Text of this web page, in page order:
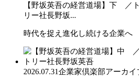
【野坂英吾の経営道場】下 ／
リー社長野坂...
時代を捉え進化し続ける企業へ
2026.07.31企業家倶楽部アーカイ